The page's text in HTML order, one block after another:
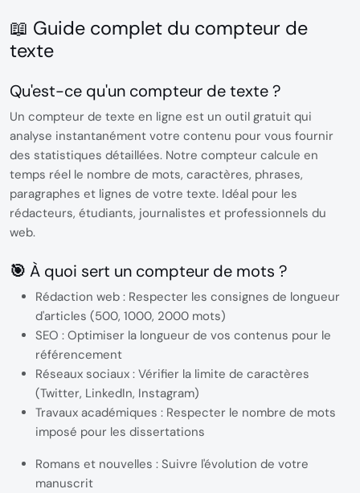
📖 Guide complet du compteur de
texte
Qu'est-ce qu'un compteur de texte ?
Un compteur de texte en ligne est un outil gratuit qui
analyse instantanément votre contenu pour vous fournir
des statistiques détaillées. Notre compteur calcule en
temps réel le nombre de mots, caractères, phrases,
paragraphes et lignes de votre texte. Idéal pour les
rédacteurs, étudiants, journalistes et professionnels du
web.
🎯 À quoi sert un compteur de mots ?
Rédaction web : Respecter les consignes de longueur
d'articles (500, 1000, 2000 mots)
SEO : Optimiser la longueur de vos contenus pour le
référencement
Réseaux sociaux : Vérifier la limite de caractères
(Twitter, LinkedIn, Instagram)
Travaux académiques : Respecter le nombre de mots
imposé pour les dissertations
Romans et nouvelles : Suivre l'évolution de votre
manuscrit